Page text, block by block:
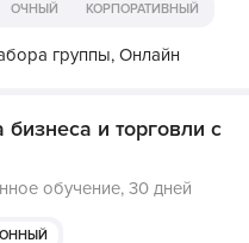
ОЧНЫЙ КОРПОРАТИВНЫЙ
группы, Онлайн
бизнеса и торговли с
обучение, 30 дней